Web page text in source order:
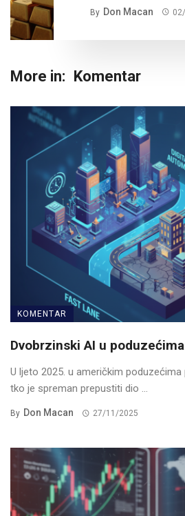
By Don Macan
More in: Komentar
KOMENTAR
Dvobrzinski AI u poduzećima
U ljeto 2025. u američkim poduzećima
tko je spreman prepustiti dio ...
By Don Macan 27/11/2025